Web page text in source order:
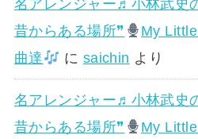
名アレンジャー♬ 小林武史
昔からある場所❞
My
曲達
に saichin より
名アレンジャー♬ 小林武史
昔からある場所❞
My